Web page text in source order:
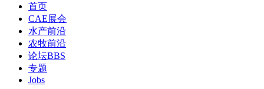
首页
CAE展会
水产前沿
农牧前沿
论坛BBS
专题
Jobs